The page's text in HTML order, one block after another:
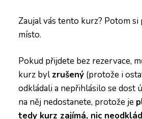
Zaujal vás tento kurz? Potom
místo.
Pokud přijdete bez rezervace,
kurz bylzrušený(protože i
odkládali a nepřihlásilo se dost
na něj nedostanete, protože je
tedy kurz zajímá, nic